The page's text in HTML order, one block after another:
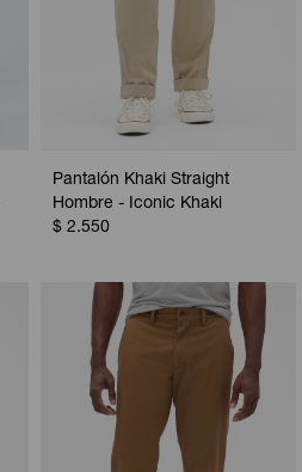
Pantalón Khaki Straight
Hombre - Iconic Khaki
$ 2.550